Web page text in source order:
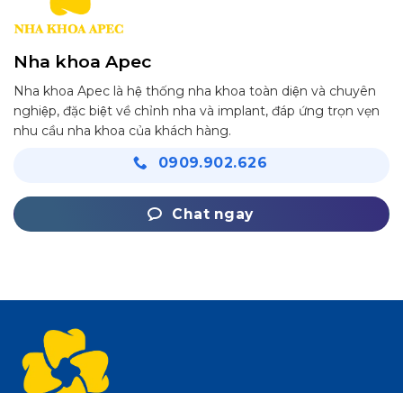
Nha khoa Apec
Nha khoa Apec là hệ thống nha khoa toàn diện và chuyên
nghiệp, đặc biệt về chỉnh nha và implant, đáp ứng trọn vẹn
nhu cầu nha khoa của khách hàng.
0909.902.626
Chat ngay